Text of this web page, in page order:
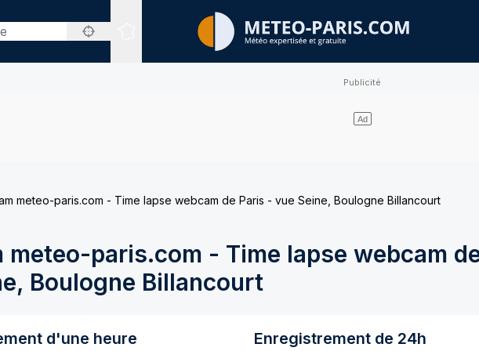
Sites expertisés
meteo-paris.com - Time lapse webcam de Paris - vue Seine, Boulogne Billancourt
meteo-paris.com - Time lapse webcam
Boulogne Billancourt
d'une heure Enregistrement de 24h